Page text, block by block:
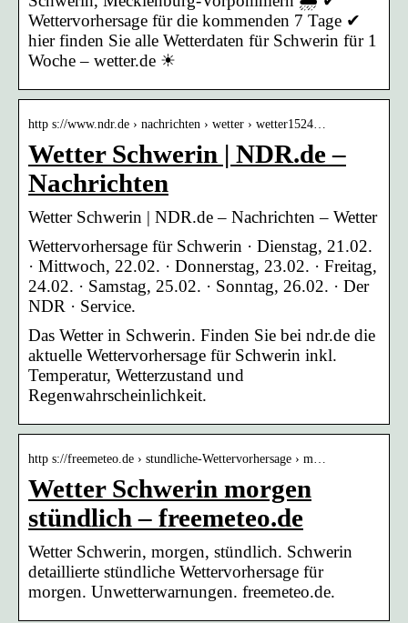
Wettervorhersage für die kommenden 7 Tage ✔
hier finden Sie alle Wetterdaten für Schwerin für 1
Woche – wetter.de ☀
http s://www.ndr.de › nachrichten › wetter › wetter1524…
Wetter Schwerin | NDR.de –
Nachrichten
Wetter Schwerin | NDR.de – Nachrichten – Wetter
Wettervorhersage für Schwerin · Dienstag, 21.02.
· Mittwoch, 22.02. · Donnerstag, 23.02. · Freitag,
24.02. · Samstag, 25.02. · Sonntag, 26.02. · Der
NDR · Service.
Das Wetter in Schwerin. Finden Sie bei ndr.de die
aktuelle Wettervorhersage für Schwerin inkl.
Temperatur, Wetterzustand und
Regenwahrscheinlichkeit.
http s://freemeteo.de › stundliche-Wettervorhersage › m…
Wetter Schwerin morgen
stündlich – freemeteo.de
Wetter Schwerin, morgen, stündlich. Schwerin
detaillierte stündliche Wettervorhersage für
morgen. Unwetterwarnungen. freemeteo.de.